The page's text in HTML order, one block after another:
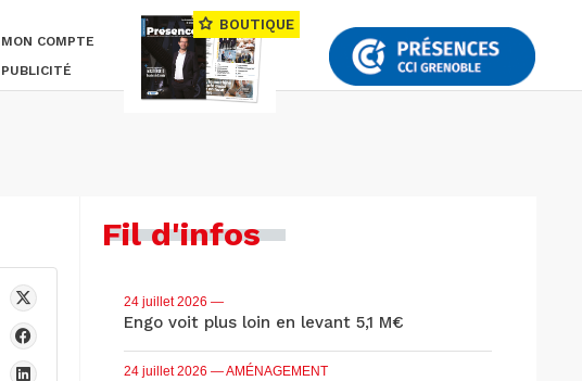
MON COMPTE
PUBLICITÉ
BOUTIQUE
Fil d'infos
24 juillet 2026 —
Engo voit plus loin en levant 5,1 M€
24 juillet 2026 — AMÉNAGEMENT